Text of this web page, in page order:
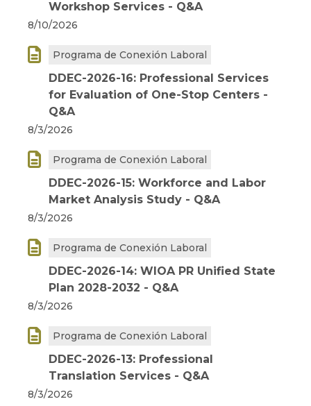
Workshop Services - Q&A
8/10/2026
 Programa de Conexión Laboral
DDEC-2026-16: Professional Services
for Evaluation of One-Stop Centers -
Q&A
8/3/2026
 Programa de Conexión Laboral
DDEC-2026-15: Workforce and Labor
Market Analysis Study - Q&A
8/3/2026
 Programa de Conexión Laboral
DDEC-2026-14: WIOA PR Unified State
Plan 2028-2032 - Q&A
8/3/2026
 Programa de Conexión Laboral
DDEC-2026-13: Professional
Translation Services - Q&A
8/3/2026